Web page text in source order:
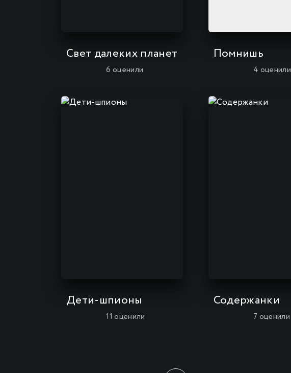
Свет далеких планет
6 оценили
Помнишь
4 оценили
Дети-шпионы
11 оценили
Содержанки
7 оценили